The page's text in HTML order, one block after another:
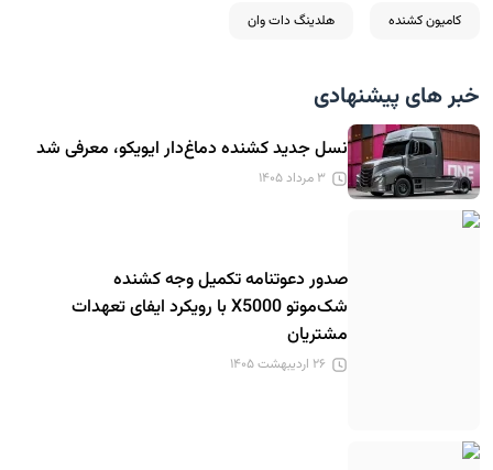
کامیون کشنده هلدینگ دات وان
خبر های پیشنهادی
نسل جدید کشنده دماغ‌دار ایویکو، معرفی شد
۳ مرداد ۱۴۰۵
صدور دعوتنامه تکمیل وجه کشنده
شک‌موتو X5000 با رویکرد ایفای تعهدات
مشتریان
۲۶ اردیبهشت ۱۴۰۵